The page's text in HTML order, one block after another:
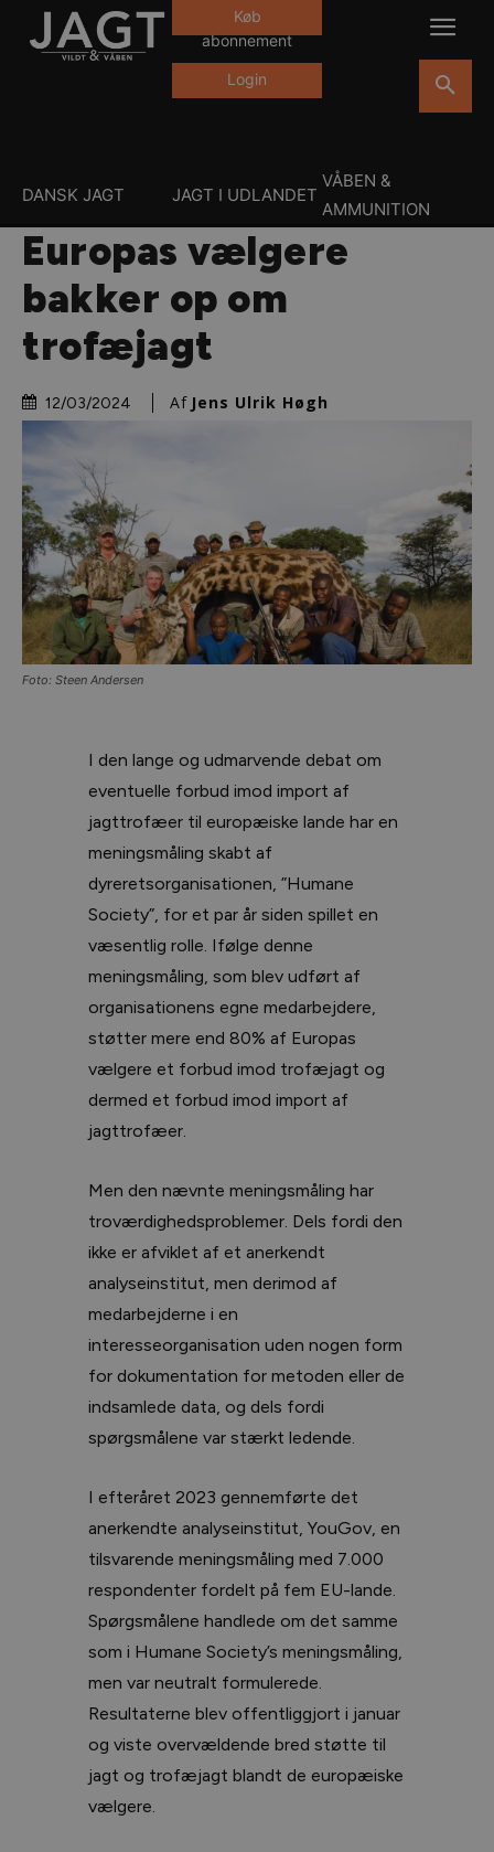
Køb
abonnement
Login
DANSK JAGT JAGT I UDLANDET
VÅBEN &
AMMUNITION
Europas vælgere
bakker op om
trofæjagt
12/03/2024 Af Jens Ulrik Høgh
Foto: Steen Andersen
I den lange og udmarvende debat om
eventuelle forbud imod import af
jagttrofæer til europæiske lande har en
meningsmåling skabt af
dyreretsorganisationen, ”Humane
Society”, for et par år siden spillet en
væsentlig rolle. Ifølge denne
meningsmåling, som blev udført af
organisationens egne medarbejdere,
støtter mere end 80% af Europas
vælgere et forbud imod trofæjagt og
dermed et forbud imod import af
jagttrofæer.
Men den nævnte meningsmåling har
troværdighedsproblemer. Dels fordi den
ikke er afviklet af et anerkendt
analyseinstitut, men derimod af
medarbejderne i en
interesseorganisation uden nogen form
for dokumentation for metoden eller de
indsamlede data, og dels fordi
spørgsmålene var stærkt ledende.
I efteråret 2023 gennemførte det
anerkendte analyseinstitut, YouGov, en
tilsvarende meningsmåling med 7.000
respondenter fordelt på fem EU-lande.
Spørgsmålene handlede om det samme
som i Humane Society’s meningsmåling,
men var neutralt formulerede.
Resultaterne blev offentliggjort i januar
og viste overvældende bred støtte til
jagt og trofæjagt blandt de europæiske
vælgere.